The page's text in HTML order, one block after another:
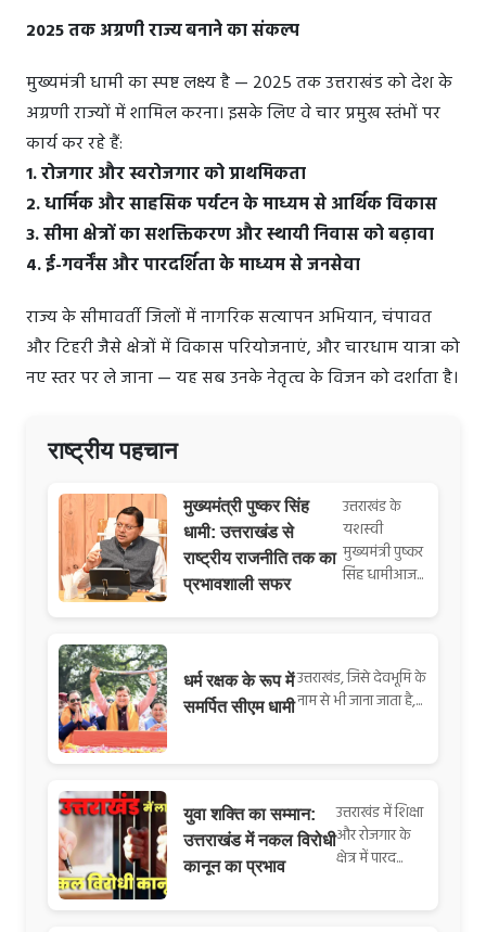
2025 तक अग्रणी राज्य बनाने का संकल्प
मुख्यमंत्री धामी का स्पष्ट लक्ष्य है — 2025 तक उत्तराखंड को देश के
अग्रणी राज्यों में शामिल करना। इसके लिए वे चार प्रमुख स्तंभों पर
कार्य कर रहे हैं:
1. रोजगार और स्वरोजगार को प्राथमिकता
2. धार्मिक और साहसिक पर्यटन के माध्यम से आर्थिक विकास
3. सीमा क्षेत्रों का सशक्तिकरण और स्थायी निवास को बढ़ावा
4. ई-गवर्नेंस और पारदर्शिता के माध्यम से जनसेवा
राज्य के सीमावर्ती जिलों में नागरिक सत्यापन अभियान, चंपावत
और टिहरी जैसे क्षेत्रों में विकास परियोजनाएं, और चारधाम यात्रा को
नए स्तर पर ले जाना — यह सब उनके नेतृत्व के विजन को दर्शाता है।
राष्ट्रीय पहचान
मुख्यमंत्री पुष्कर सिंह
धामी: उत्तराखंड से
राष्ट्रीय राजनीति तक का
प्रभावशाली सफर
उत्तराखंड के
यशस्वी
मुख्यमंत्री पुष्कर
सिंह धामीआज...
धर्म रक्षक के रूप में
समर्पित सीएम धामी
उत्तराखंड, जिसे देवभूमि के
नाम से भी जाना जाता है,...
युवा शक्ति का सम्मान:
उत्तराखंड में नकल विरोधी
कानून का प्रभाव
उत्तराखंड में शिक्षा
और रोजगार के
क्षेत्र में पारद...